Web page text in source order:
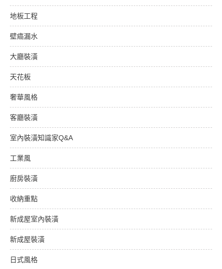
地板工程
壁癌漏水
大廳裝潢
天花板
奢華風格
客廳裝潢
室內裝潢知識家Q&A
工業風
廚房裝潢
收納重點
新成屋室內裝潢
新成屋裝潢
日式風格